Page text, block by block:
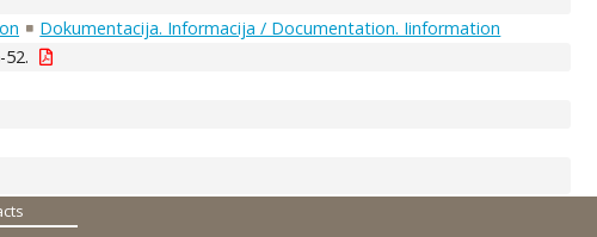
Dokumentacija. Informacija / Documentation. Iinformation